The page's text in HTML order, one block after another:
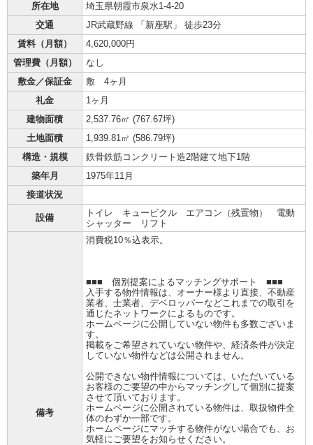
所在地
埼玉県朝霞市泉水1-4-20
交通
JR武蔵野線 「新座駅」 徒歩23分
賃料（月額）
4,620,000円
管理費（月額）
なし
敷金／保証金
敷 4ヶ月
礼金
1ヶ月
建物面積
2,537.76㎡ (767.67坪)
土地面積
1,939.81㎡ (586.79坪)
構造・規模
鉄骨鉄筋コンクリート造2階建て地下1階
築年月
1975年11月
接道状況
設備
トイレ キュービクル エアコン（残置物） 電動
シャッター リフト
備考
消費税10％込表示。
■■■ 個別提案によるマッチングサポート ■■■
入手する物件情報は、オーナー様より直接、不動産
業者、士業者、デベロッパーなどこれまでの取引を
通じたネットワークによるものです。
ホームページに公開していない物件も多数ございま
す。
掲載をご希望されていない物件や、経済条件が決定
していない物件などは公開されません。
公開できない物件情報については、いただいている
お客様のご要望の中からマッチングして個別に提案
させて頂いております。
ホームページに公開されている物件は、取扱物件全
体のわずか一部です。
ホームページにマッチする物件がない場合でも、お
気軽にご要望をお知らせください。